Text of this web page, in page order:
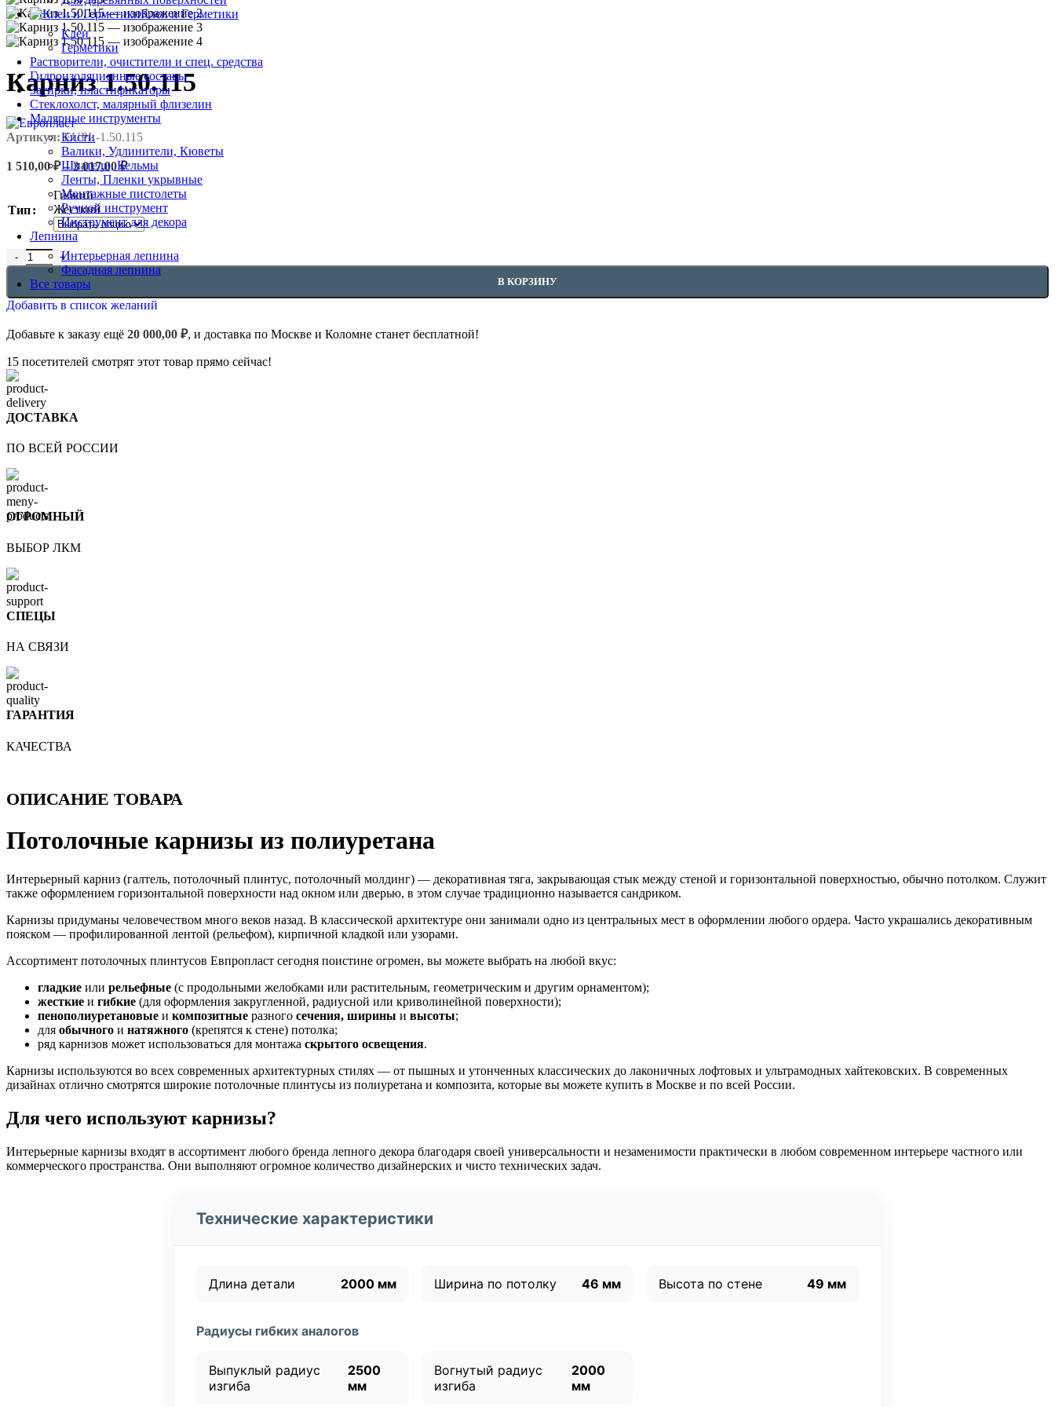
Клеи и Герметики
Клеи
Герметики
Растворители, очистители и спец. средства
Гидроизоляционные составы
Затирки, пластификаторы
Стеклохолст, малярный флизелин
Малярные инструменты
Кисти
Валики, Удлинители, Кюветы
Шпатели, Кельмы
Ленты, Пленки укрывные
Монтажные пистолеты
Ручной инструмент
Инструмент для декора
Лепнина
Интерьерная лепнина
Фасадная лепнина
Все товары
Карниз 1.50.115
Артикул:EUPL-1.50.115
1 510,00₽ – 3 017,00₽Диапазон
цен:
1
510,00 ₽
–
017,00 ₽
Тип
Гибкий
Жесткий
Количество товара Карниз 1.50.115
В КОРЗИНУ
Добавить в список желаний
Добавьте к заказу ещё 20 000,00 ₽, и доставка по Москве и Коломне станет бесплатной!
15 посетителей смотрят этот товар прямо сейчас!
ДОСТАВКА
ПО ВСЕЙ РОССИИ
ОГРОМНЫЙ
ВЫБОР ЛКМ
СПЕЦЫ
НА СВЯЗИ
ГАРАНТИЯ
КАЧЕСТВА
ОПИСАНИЕ ТОВАРА
Потолочные карнизы из полиуретана
Интерьерный карниз (галтель, потолочный плинтус, потолочный молдинг) — декоративная тяга, закрывающая стык между стеной и горизонтальной поверхностью, обычно потолком. Служит
также оформлением горизонтальной поверхности над окном или дверью, в этом случае традиционно называется сандриком.
Карнизы придуманы человечеством много веков назад. В классической архитектуре они занимали одно из центральных мест в оформлении любого ордера. Часто украшались декоративным
пояском — профилированной лентой (рельефом), кирпичной кладкой или узорами.
Ассортимент потолочных плинтусов Евпропласт сегодня поистине огромен, вы можете выбрать на любой вкус:
гладкие или рельефные (с продольными желобками или растительным, геометрическим и другим орнаментом);
жесткие и гибкие (для оформления закругленной, радиусной или криволинейной поверхности);
пенополиуретановые и композитные разного сечения, ширины и высоты;
для обычного и натяжного (крепятся к стене) потолка;
ряд карнизов может использоваться для монтажа скрытого освещения.
Карнизы используются во всех современных архитектурных стилях — от пышных и утонченных классических до лаконичных лофтовых и ультрамодных хайтековских. В современных
дизайнах отлично смотрятся широкие потолочные плинтусы из полиуретана и композита, которые вы можете купить в Москве и по всей России.
Для чего используют карнизы?
Интерьерные карнизы входят в ассортимент любого бренда лепного декора благодаря своей универсальности и незаменимости практически в любом современном интерьере частного или
коммерческого пространства. Они выполняют огромное количество дизайнерских и чисто технических задач.
Технические характеристики
Длина детали 2000 мм Ширина по потолку 46 мм Высота по стене 49 мм
Радиусы гибких аналогов
Выпуклый радиус
изгиба
2500
мм
Вогнутый радиус
изгиба
2000
мм